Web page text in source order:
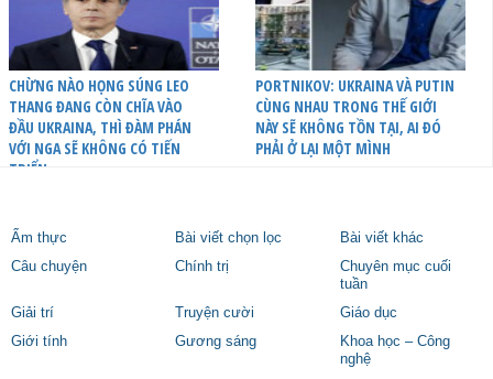
CHỪNG NÀO HỌNG SÚNG LEO
THANG ĐANG CÒN CHĨA VÀO
ĐẦU UKRAINA, THÌ ĐÀM PHÁN
VỚI NGA SẼ KHÔNG CÓ TIẾN
TRIỂN
PORTNIKOV: UKRAINA VÀ PUTIN
CÙNG NHAU TRONG THẾ GIỚI
NÀY SẼ KHÔNG TỒN TẠI, AI ĐÓ
PHẢI Ở LẠI MỘT MÌNH
Ẩm thực Bài viết chọn lọc
Bài viết khác
Câu chuyện
Chính trị
Chuyên mục cuối
tuần
Giải trí
Truyện cười
Giáo dục
Giới tính
Gương sáng
Khoa học – Công
nghệ